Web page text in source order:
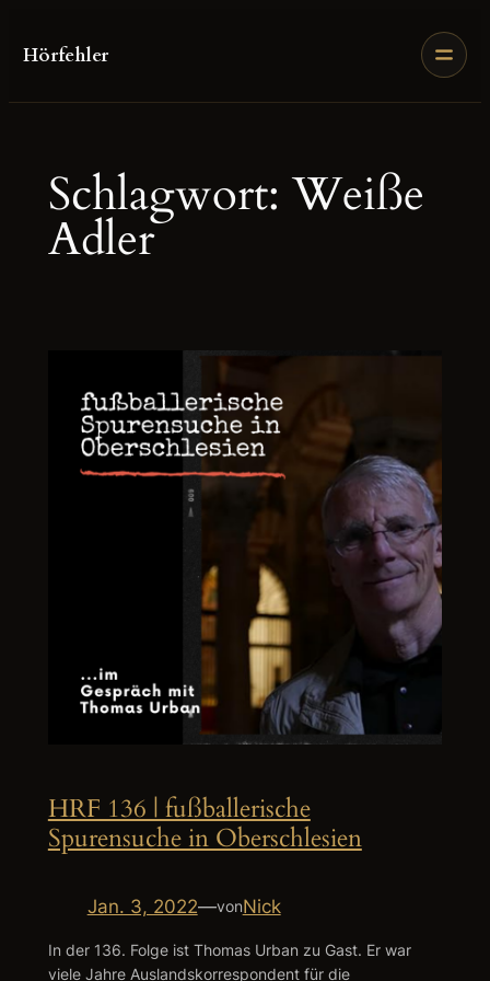
Inhalt
Hörfehler
Schlagwort:Weiße
Adler
HRF 136 | fußballerische
Spurensuche in Oberschlesien
Jan. 3, 2022—vonNick
In der 136. Folge ist Thomas Urban zu Gast. Er war
viele Jahre Auslandskorrespondent für die